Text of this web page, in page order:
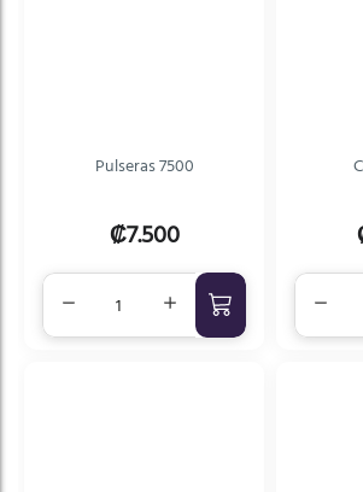
Pulseras 7500
₡7.500